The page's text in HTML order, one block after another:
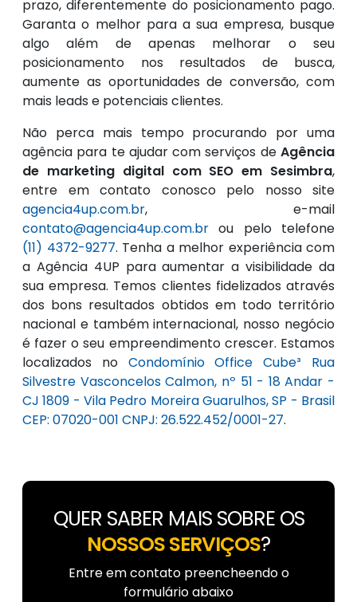
prazo, diferentemente do posicionamento pago.
Garanta o melhor para a sua empresa, busque
algo além de apenas melhorar o seu
posicionamento nos resultados de busca,
aumente as oportunidades de conversão, com
mais leads e potenciais clientes.
Não perca mais tempo procurando por uma
agência para te ajudar com serviços de Agência
de marketing digital com SEO em Sesimbra,
entre em contato conosco pelo nosso site
agencia4up.com.br, e-mail
contato@agencia4up.com.br ou pelo telefone
(11) 4372-9277. Tenha a melhor experiência com
a Agência 4UP para aumentar a visibilidade da
sua empresa. Temos clientes fidelizados através
dos bons resultados obtidos em todo território
nacional e também internacional, nosso negócio
é fazer o seu empreendimento crescer. Estamos
localizados no Condomínio Office Cube³ Rua
Silvestre Vasconcelos Calmon, nº 51 - 18 Andar -
CJ 1809 - Vila Pedro Moreira Guarulhos, SP - Brasil
CEP: 07020-001 CNPJ: 26.522.452/0001-27.
QUER SABER MAIS SOBRE OS
NOSSOS SERVIÇOS?
Entre em contato preencheendo o
formulário abaixo